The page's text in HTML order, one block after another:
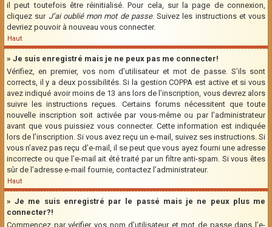
il peut toutefois être réinitialisé. Pour cela, sur la page de connexion,
cliquez sur J’ai oublié mon mot de passe. Suivez les instructions et vous
devriez pouvoir à nouveau vous connecter.
Haut
» Je suis enregistré mais je ne peux pas me connecter!
Vérifiez, en premier, vos nom d’utilisateur et mot de passe. S’ils sont
corrects, il y a deux possibilités. Si la gestion COPPA est active et si vous
avez indiqué avoir moins de 13 ans lors de l’inscription, vous devrez alors
suivre les instructions reçues. Certains forums nécessitent que toute
nouvelle inscription soit activée par vous-même ou par l’administrateur
avant que vous puissiez vous connecter. Cette information est indiquée
lors de l’inscription. Si vous avez reçu un e-mail, suivez ses instructions. Si
vous n’avez pas reçu d’e-mail, il se peut que vous ayez fourni une adresse
incorrecte ou que l’e-mail ait été traité par un filtre anti-spam. Si vous êtes
sûr de l’adresse e-mail fournie, contactez l’administrateur.
Haut
» Je me suis enregistré par le passé mais je ne peux plus me
connecter?!
Commencez par vérifier vos nom d’utilisateur et mot de passe dans l’e-